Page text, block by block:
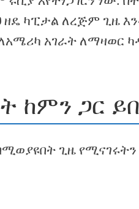
ካፒታል ለረጅም ጊዜ
አገራት ለማዛወር
ጋር
ጊዜ